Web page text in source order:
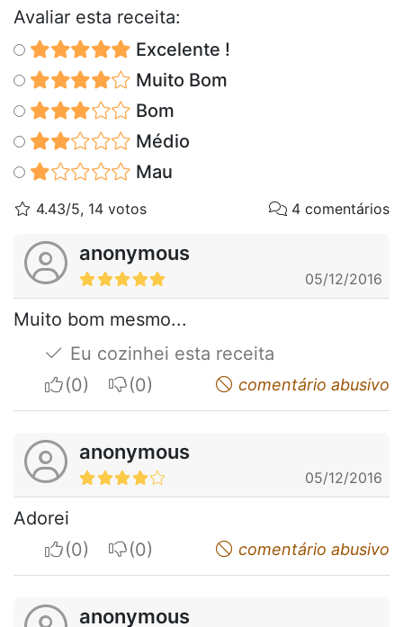
Avaliar esta receita:
Excelente !
Muito Bom
Bom
Médio
Mau
4.43/5, 14 votos 4 comentários
anonymous
05/12/2016
Muito bom mesmo...
Eu cozinhei esta receita
I apreciateI do not appreciatecomentário abusivo
anonymous
05/12/2016
Adorei
I apreciateI do not appreciatecomentário abusivo
anonymous